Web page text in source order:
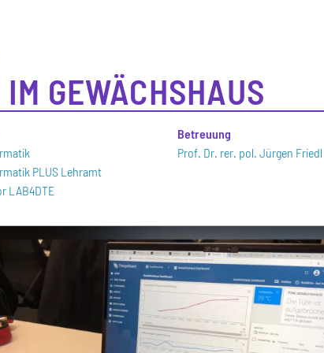
GEWÄCHSHAUS
PLUS Lehramt
LAB4DTE
Betreuung
Prof. Dr. rer. pol. Jürgen Friedl